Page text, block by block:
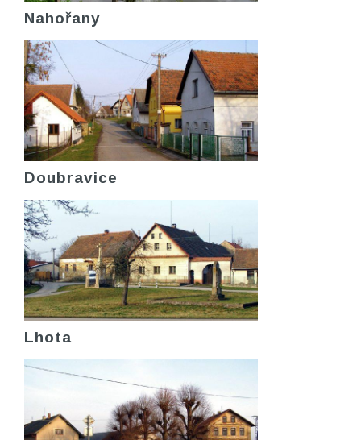
Nahořany
Doubravice
Lhota